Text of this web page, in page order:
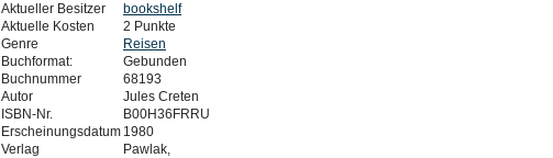
Aktueller Besitzer
bookshelf
Aktuelle Kosten
2 Punkte
Genre
Reisen
Buchformat:
Gebunden
Buchnummer
68193
Autor
Jules Creten
ISBN-Nr.
B00H36FRRU
Erscheinungsdatum 1980
Verlag
Pawlak,